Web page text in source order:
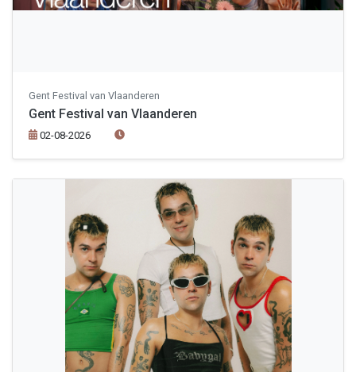
Gent Festival van Vlaanderen
Gent Festival van Vlaanderen
02-08-2026